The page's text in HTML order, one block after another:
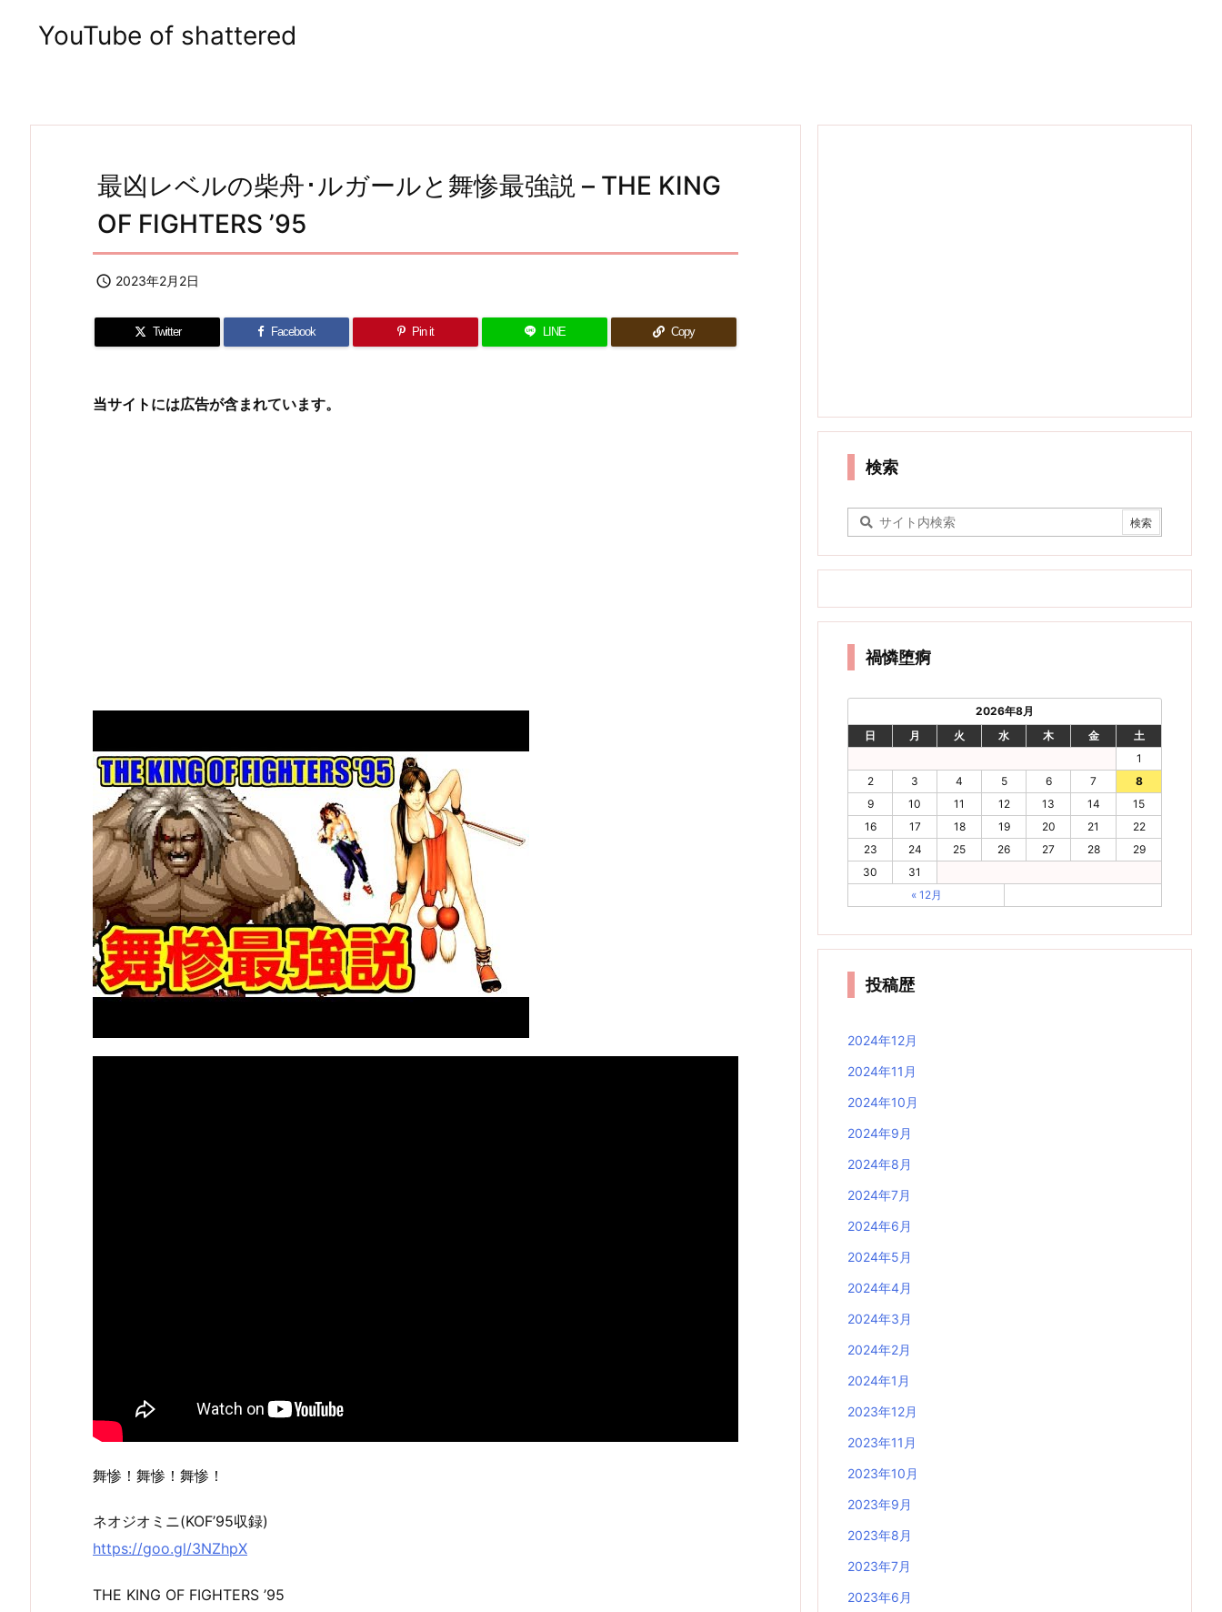
YouTube of shattered
最凶レベルの柴舟･ルガールと舞惨最強説 – THE KING
OF FIGHTERS ’95
 2023年2月2日
Twitter Facebook Pin it LINE Copy
当サイトには広告が含まれています。
舞惨！舞惨！舞惨！
ネオジオミニ(KOF’95収録)
https://goo.gl/3NZhpX
THE KING OF FIGHTERS ’95
検索
禍憐堕痾
2026年8月
日
月 火 水 木 金
土
1
2
3 4 5 6 7
8
9
10 11 12 13 14
15
16
17 18 19 20 21
22
23
24 25 26 27 28
29
30
31
« 12月
投稿歴
2024年12月
2024年11月
2024年10月
2024年9月
2024年8月
2024年7月
2024年6月
2024年5月
2024年4月
2024年3月
2024年2月
2024年1月
2023年12月
2023年11月
2023年10月
2023年9月
2023年8月
2023年7月
2023年6月